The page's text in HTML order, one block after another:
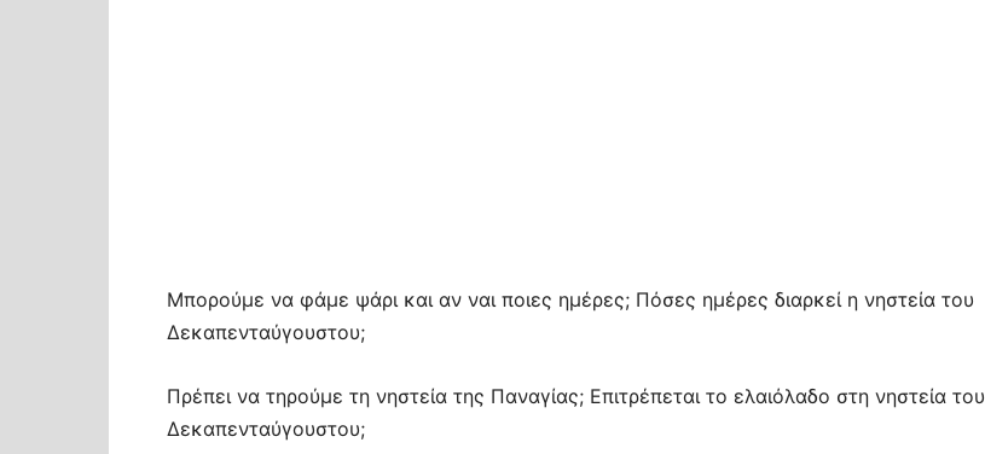
Μπορούμε να φάμε ψάρι και αν ναι ποιες ημέρες; Πόσες ημέρες διαρκεί η νηστεία του
Δεκαπενταύγουστου;
Πρέπει να τηρούμε τη νηστεία της Παναγίας; Επιτρέπεται το ελαιόλαδο στη νηστεία του
Δεκαπενταύγουστου;